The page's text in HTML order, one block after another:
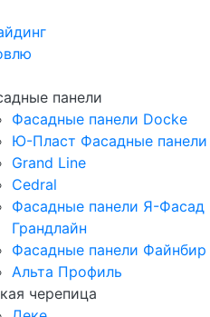
панели
Фасадные панели Docke
Ю-Пласт Фасадные панели
Grand Line
Cedral
Фасадные панели Я-Фасад
Грандлайн
Фасадные панели Файнбир
Альта Профиль
черепица